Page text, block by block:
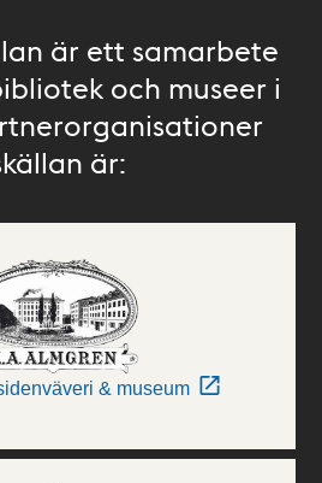
är ett samarbete
och museer i
är:
& museum